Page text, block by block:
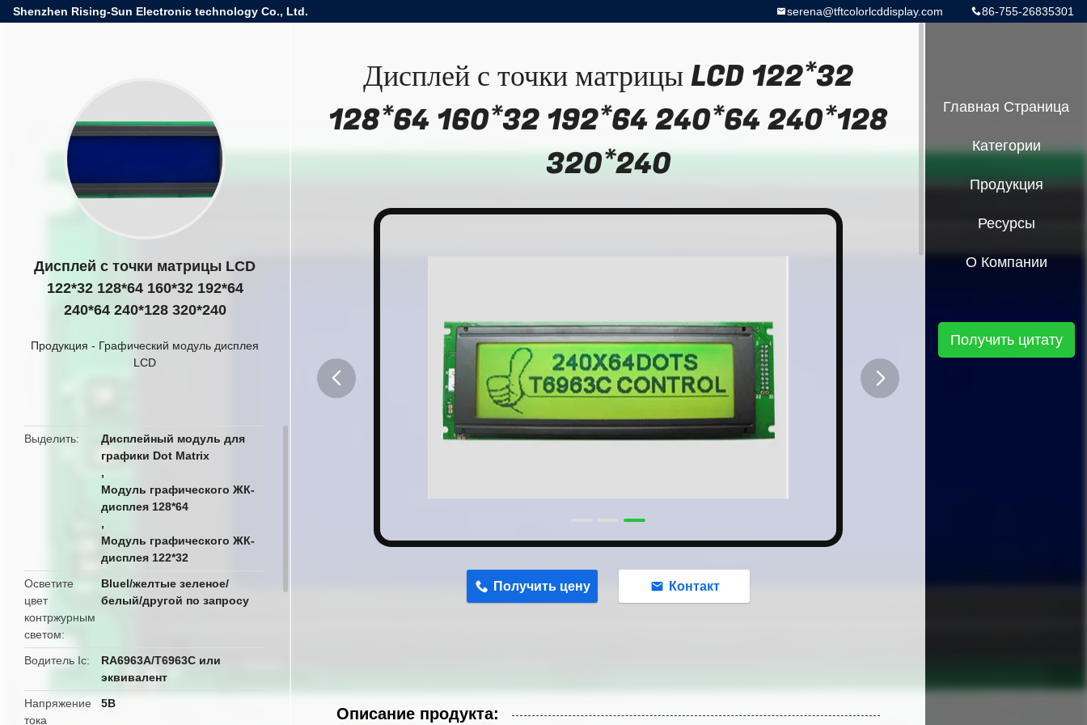
Shenzhen Rising-Sun Electronic technology Co., Ltd. 86-755-26835301
serena@tftcolorlcddisplay.com
Дисплей с точки матрицы LCD
122*32 128*64 160*32 192*64
240*64 240*128 320*240
Продукция - Графический модуль дисплея
LCD
Выделить
Дисплейный модуль для
графики Dot Matrix
,
Модуль графического ЖК-
дисплея 128*64
,
Модуль графического ЖК-
дисплея 122*32
Осветите
цвет
контржурным
светом
Bluel/желтые зеленое/
белый/другой по запросу
Водитель Ic
RA6963A/T6963C или
эквивалент
Напряжение
тока
5В
Дисплей с точки матрицы LCD 122*32
128*64 160*32 192*64 240*64 240*128
320*240
Получить цену Контакт
Описание продукта:
Главная Страница
Категории
Продукция
Ресурсы
О Компании
Получить цитату